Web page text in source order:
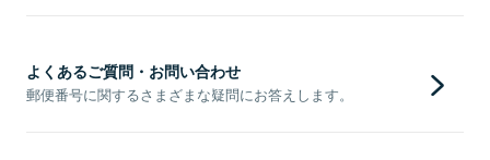
よくあるご質問・お問い合わせ
郵便番号に関するさまざまな疑問にお答えします。